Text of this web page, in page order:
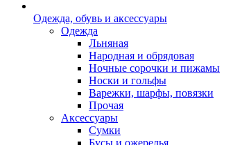
Одежда, обувь и аксессуары
Одежда
Льняная
Народная и обрядовая
Ночные сорочки и пижамы
Носки и гольфы
Варежки, шарфы, повязки
Прочая
Аксессуары
Сумки
Бусы и ожерелья